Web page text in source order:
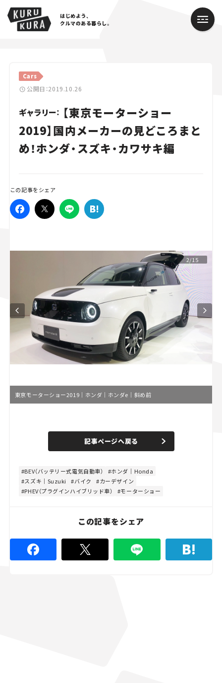
はじめよう、
クルマのある暮らし。
Cars
公開日：2019.10.26
ギャラリー： 【東京モーターショー
2019】国内メーカーの見どころまと
め！ホンダ・スズキ・カワサキ編
この記事をシェア
2/15
東京モーターショー2019｜ホンダ｜ホンダe｜斜め前
n
e
d
4
.
4
5
記事ページへ戻る
BEV（バッテリー式電気自動車）
ホンダ｜Honda
スズキ｜Suzuki
バイク
カーデザイン
PHEV（プラグインハイブリッド車）
モーターショー
この記事をシェア
Cars
Lifestyle
Traffic
Special
Campaign
人気のハッシュタグ